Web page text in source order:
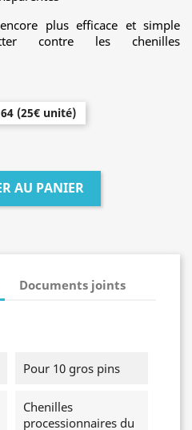
plus efficace et simple
contre les chenilles
(25€ unité)
AU PANIER
Documents joints
Pour 10 gros pins
Chenilles
processionnaires du